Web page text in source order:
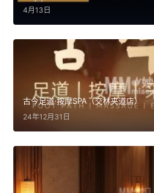
4月13日
古今足道·按摩SPA（交林夹道店）
24年12月31日